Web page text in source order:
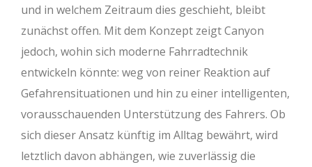
und in welchem Zeitraum dies geschieht, bleibt
zunächst offen. Mit dem Konzept zeigt Canyon
jedoch, wohin sich moderne Fahrradtechnik
entwickeln könnte: weg von reiner Reaktion auf
Gefahrensituationen und hin zu einer intelligenten,
vorausschauenden Unterstützung des Fahrers. Ob
sich dieser Ansatz künftig im Alltag bewährt, wird
letztlich davon abhängen, wie zuverlässig die